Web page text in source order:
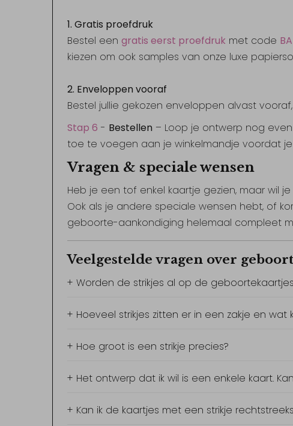
1. Gratis proefdruk
Bestel een gratis eerst proefdruk met code
kiezen om ook samples van onze luxe
2. Enveloppen vooraf
Bestel jullie gekozen enveloppen alvast
Stap 6 - Bestellen – Loop je ontwerp nog
toe te voegen aan je winkelmandje voordat
Vragen & speciale wensen
Heb je een tof enkel kaartje gezien, maar wil
Ook als je andere speciale wensen hebt, of
geboorte-aankondiging helemaal compleet
Veelgestelde vragen over
+ Worden de strikjes al op de
+ Hoeveel strikjes zitten er in een zakje en wat
+ Hoe groot is een strikje precies?
+ Het ontwerp dat ik wil is een enkele kaart.
+ Kan ik de kaartjes met een strikje